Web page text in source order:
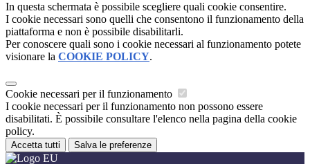
In questa schermata è possibile scegliere quali cookie consentire.
I cookie necessari sono quelli che consentono il funzionamento della
piattaforma e non è possibile disabilitarli.
Per conoscere quali sono i cookie necessari al funzionamento potete
visionare la COOKIE POLICY.
Cookie necessari per il funzionamento
I cookie necessari per il funzionamento non possono essere
disabilitati. È possibile consultare l'elenco nella pagina della cookie
policy.
Accetta tutti Salva le preferenze